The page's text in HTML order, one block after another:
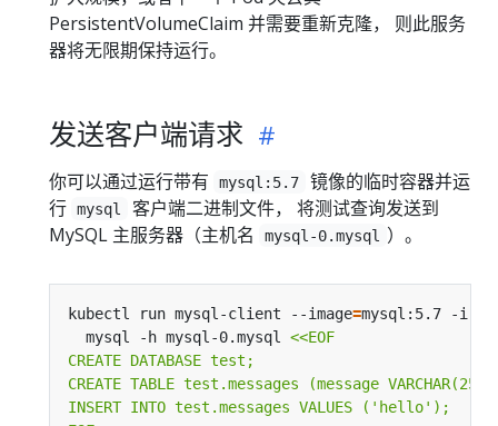
PersistentVolumeClaim 并需要重新克隆， 则此服务
器将无限期保持运行。
发送客户端请求
你可以通过运行带有 mysql:5.7
镜像的临时容器并运
行 mysql
客户端二进制文件， 将测试查询发送到
MySQL 主服务器（主机名
mysql-0.mysql ）。
kubectl run mysql-client --image=mysql:5.7 -i
  mysql -h mysql-0.mysql